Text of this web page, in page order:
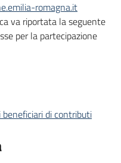
romagna.it
va riportata la seguente
per la partecipazione
beneficiari di contributi